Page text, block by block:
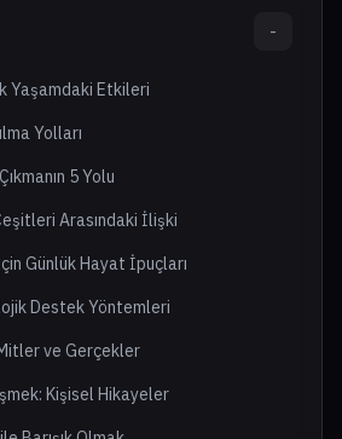
-
Yaşamdaki Etkileri
Yolları
5 Yolu
Arasındaki İlişki
Günlük Hayat İpuçları
Destek Yöntemleri
ve Gerçekler
Kişisel Hikayeler